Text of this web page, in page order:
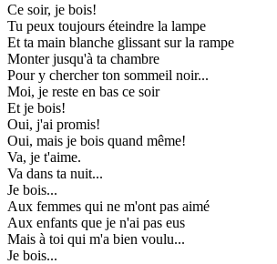
Ce soir, je bois!
Tu peux toujours éteindre la lampe
Et ta main blanche glissant sur la rampe
Monter jusqu'à ta chambre
Pour y chercher ton sommeil noir...
Moi, je reste en bas ce soir
Et je bois!
Oui, j'ai promis!
Oui, mais je bois quand même!
Va, je t'aime.
Va dans ta nuit...
Je bois...
Aux femmes qui ne m'ont pas aimé
Aux enfants que je n'ai pas eus
Mais à toi qui m'a bien voulu...
Je bois...